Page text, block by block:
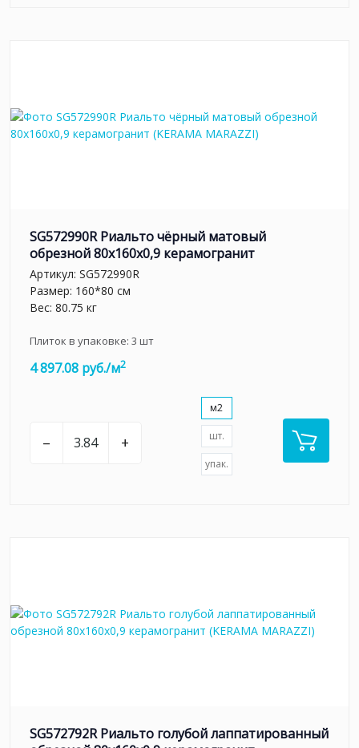
SG572990R Риальто чёрный матовый
обрезной 80x160x0,9 керамогранит
Артикул: SG572990R
Размер: 160*80 см
Вес: 80.75 кг
Плиток в упаковке: 3 шт
4 897.08 руб./м2
– +
м2
шт.
упак.
SG572792R Риальто голубой лаппатированный